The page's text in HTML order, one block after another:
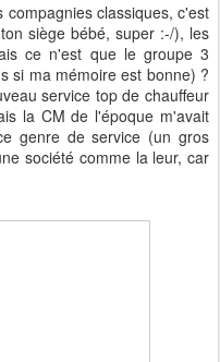
classiques, c'est
siège bébé, super :-/), les
ce n'est que le groupe 3
si ma mémoire est bonne) ?
service top de chauffeur
la CM de l'époque m'avait
genre de service (un gros
société comme la leur, car